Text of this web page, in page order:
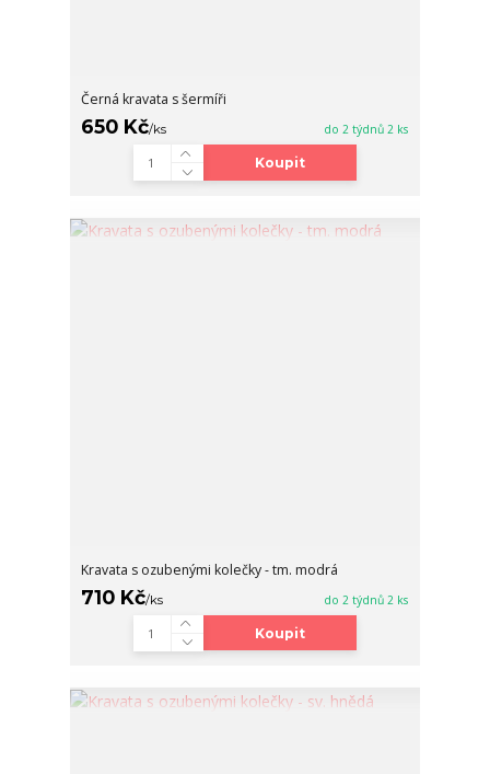
Černá kravata s šermíři
650 Kč/ks do 2 týdnů 2 ks
Koupit
Kravata s ozubenými kolečky - tm. modrá
710 Kč/ks do 2 týdnů 2 ks
Koupit